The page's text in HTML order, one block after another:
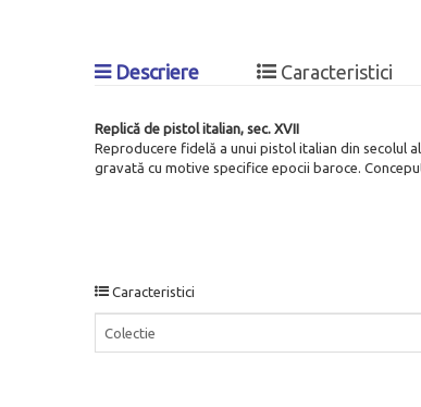
Descriere Caracteristici
Replică de pistol italian, sec. XVII
Reproducere fidelă a unui pistol italian din secolul
gravată cu motive specifice epocii baroce.
Caracteristici
Colectie